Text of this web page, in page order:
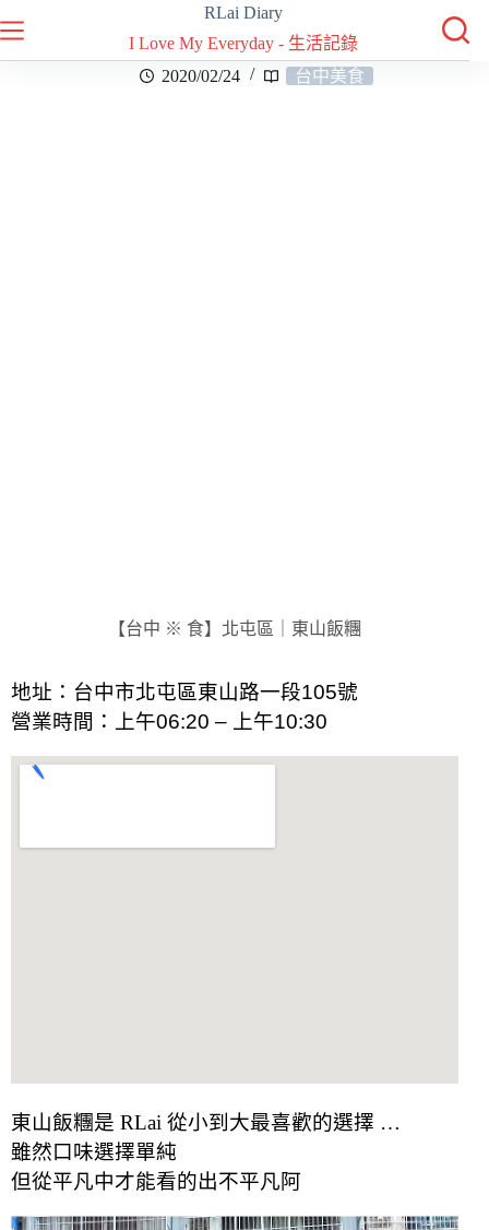
RLai Diary
I Love My Everyday - 生活記錄
2020/02/24
台中美食
【台中 ※ 食】北屯區｜東山飯糰
地址： 台中市北屯區東山路一段105號
營業時間：
上午06:20 – 上午10:30
東山飯糰是 RLai 從小到大最喜歡的選擇 …
雖然口味選擇單純
但從平凡中才能看的出不平凡阿